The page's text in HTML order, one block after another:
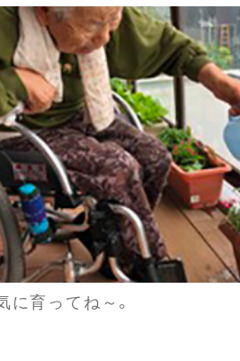
に育ってね～。